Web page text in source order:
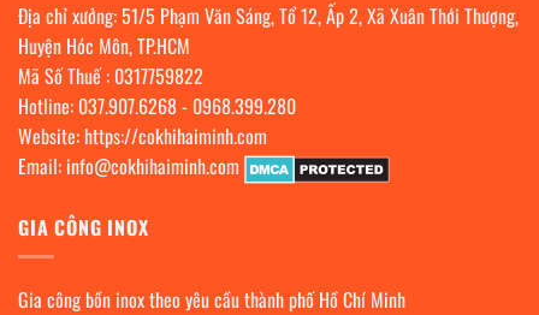
Địa chỉ xưởng: 51/5 Phạm Văn Sáng, Tổ 12, Ấp 2, Xã Xuân Thới Thượng,
Huyện Hóc Môn, TP.HCM
Mã Số Thuế : 0317759822
Hotline: 037.907.6268- 0968.399.280
Website: https://cokhihaiminh.com
Email: info@cokhihaiminh.com
GIA CÔNG INOX
Gia công bồn inox theo yêu cầu thành phố Hồ Chí Minh